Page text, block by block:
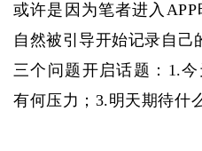
或许是因为笔者进入
自然被引导开始记录自己
三个问题开启话题：1.
有何压力；3.明天期待什